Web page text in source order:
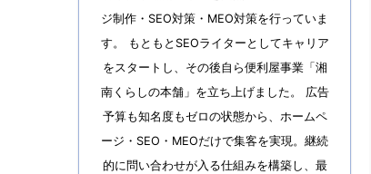
ジ制作・SEO対策・MEO対策を行っていま
す。 もともとSEOライターとしてキャリア
をスタートし、その後自ら便利屋事業「湘
南くらしの本舗」を立ち上げました。 広告
予算も知名度もゼロの状態から、ホームペ
ージ・SEO・MEOだけで集客を実現。継続
的に問い合わせが入る仕組みを構築し、最